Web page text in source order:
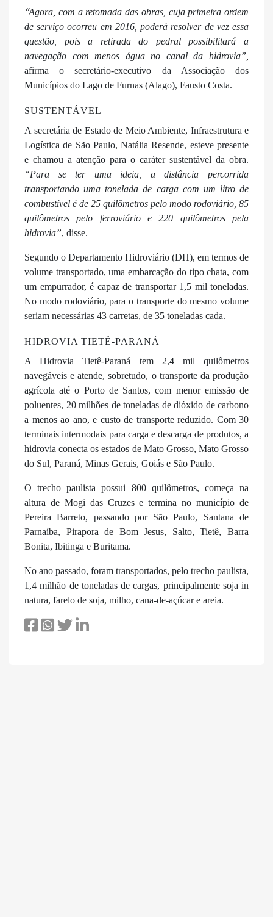
“Agora, com a retomada das obras, cuja primeira ordem
de serviço ocorreu em 2016, poderá resolver de vez essa
questão, pois a retirada do pedral possibilitará a
navegação com menos água no canal da hidrovia”,
afirma o secretário-executivo da Associação dos
Municípios do Lago de Furnas (Alago), Fausto Costa.
SUSTENTÁVEL
A secretária de Estado de Meio Ambiente, Infraestrutura e
Logística de São Paulo, Natália Resende, esteve presente
e chamou a atenção para o caráter sustentável da obra.
“Para se ter uma ideia, a distância percorrida
transportando uma tonelada de carga com um litro de
combustível é de 25 quilômetros pelo modo rodoviário, 85
quilômetros pelo ferroviário e 220 quilômetros pela
hidrovia”, disse.
Segundo o Departamento Hidroviário (DH), em termos de
volume transportado, uma embarcação do tipo chata, com
um empurrador, é capaz de transportar 1,5 mil toneladas.
No modo rodoviário, para o transporte do mesmo volume
seriam necessárias 43 carretas, de 35 toneladas cada.
HIDROVIA TIETÊ-PARANÁ
A Hidrovia Tietê-Paraná tem 2,4 mil quilômetros
navegáveis e atende, sobretudo, o transporte da produção
agrícola até o Porto de Santos, com menor emissão de
poluentes, 20 milhões de toneladas de dióxido de carbono
a menos ao ano, e custo de transporte reduzido. Com 30
terminais intermodais para carga e descarga de produtos, a
hidrovia conecta os estados de Mato Grosso, Mato Grosso
do Sul, Paraná, Minas Gerais, Goiás e São Paulo.
O trecho paulista possui 800 quilômetros, começa na
altura de Mogi das Cruzes e termina no município de
Pereira Barreto, passando por São Paulo, Santana de
Parnaíba, Pirapora de Bom Jesus, Salto, Tietê, Barra
Bonita, Ibitinga e Buritama.
No ano passado, foram transportados, pelo trecho paulista,
1,4 milhão de toneladas de cargas, principalmente soja in
natura, farelo de soja, milho, cana-de-açúcar e areia.